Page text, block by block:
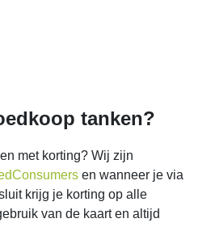
tanken?
met korting? Wij zijn
en wanneer je via
krijg je korting op alle
van de kaart en altijd